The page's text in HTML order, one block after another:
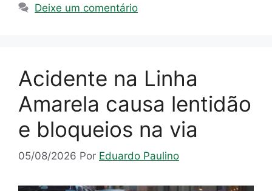
Deixe um comentário
Acidente na Linha
Amarela causa lentidão
e bloqueios na via
05/08/2026 Por Eduardo Paulino